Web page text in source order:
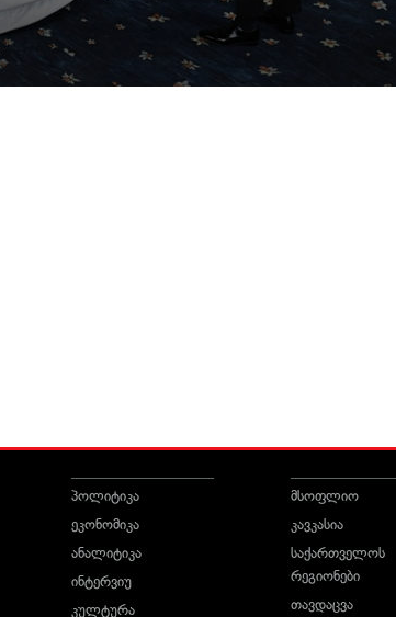
პოლიტიკა
ეკონომიკა
ანალიტიკა
ინტერვიუ
კულტურა
მსოფლიო
კავკასია
საქართველოს
რეგიონები
თავდაცვა